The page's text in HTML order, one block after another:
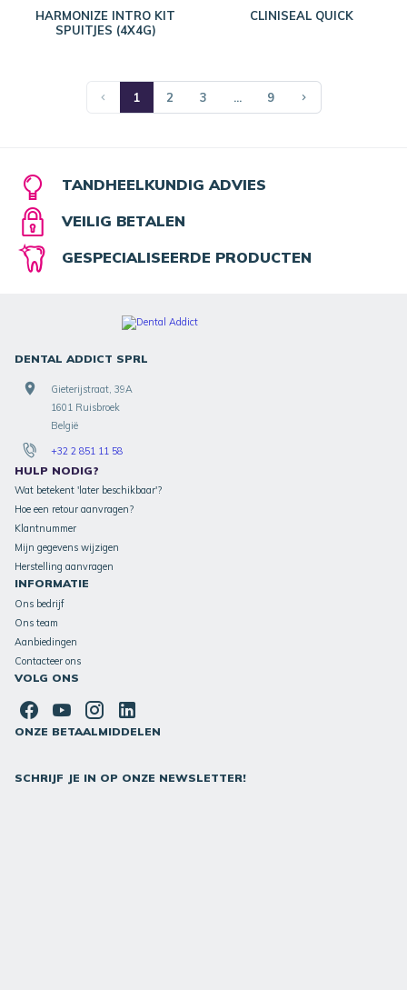
HARMONIZE INTRO KIT
SPUITJES (4X4G)
CLINISEAL QUICK
1 2 3 ... 9
TANDHEELKUNDIG ADVIES
VEILIG BETALEN
GESPECIALISEERDE PRODUCTEN
DENTAL ADDICT SPRL
Gieterijstraat, 39A
1601 Ruisbroek
België
+32 2 851 11 58
HULP NODIG?
Wat betekent 'later beschikbaar'?
Hoe een retour aanvragen?
Klantnummer
Mijn gegevens wijzigen
Herstelling aanvragen
INFORMATIE
Ons bedrijf
Ons team
Aanbiedingen
Contacteer ons
VOLG ONS
ONZE BETAALMIDDELEN
SCHRIJF JE IN OP ONZE NEWSLETTER!